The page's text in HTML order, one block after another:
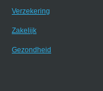
Verzekering
Zakelijk
Gezondheid